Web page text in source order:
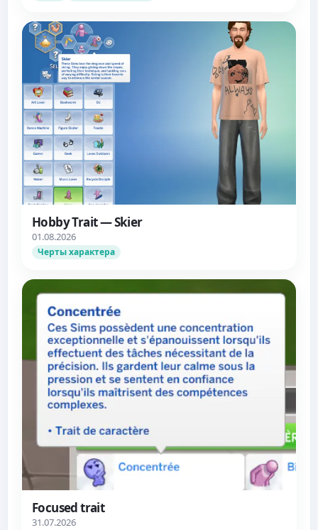
Hobby Trait — Skier
01.08.2026
Черты характера
Focused trait
31.07.2026